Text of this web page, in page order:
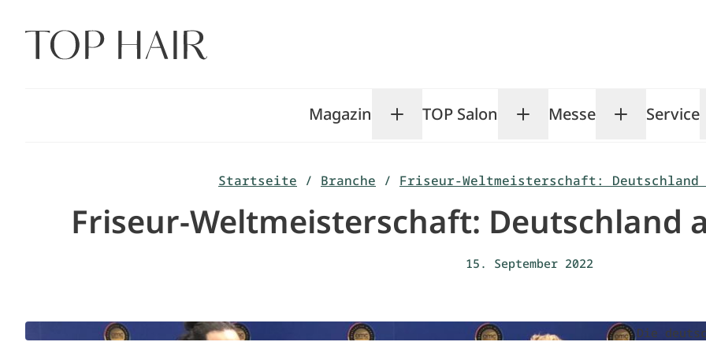
Inhalt
springen
Magazin Toggle Magazin submenu
TOP Salon Toggle TOP Salon
Messe ToggleService
Startseite / Branche / Friseur-Weltmeisterschaft: Deutschland
Friseur-Weltmeisterschaft: Deutschland
15. September 2022
Die